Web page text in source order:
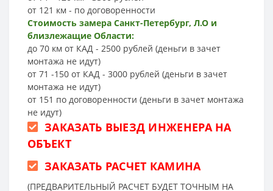
от 121 км - по договоренности
Стоимость замера Санкт-Петербург, Л.О и
близлежащие Области:
до 70 км от КАД - 2500 рублей (деньги в зачет
монтажа не идут)
от 71 -150 от КАД - 3000 рублей (деньги в зачет
монтажа не идут)
от 151 по договоренности (деньги в зачет монтажа
не идут)
ЗАКАЗАТЬ ВЫЕЗД ИНЖЕНЕРА НА
ОБЪЕКТ
ЗАКАЗАТЬ РАСЧЕТ КАМИНА
(ПРЕДВАРИТЕЛЬНЫЙ РАСЧЕТ БУДЕТ ТОЧНЫМ НА